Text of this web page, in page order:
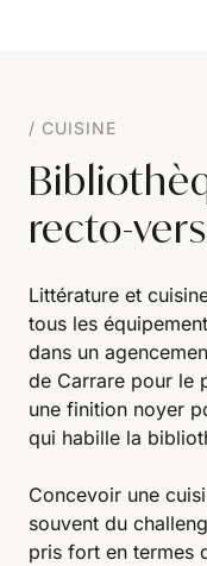
CUISINE
recto-
Littérature et
tous les
dans un
de Carrare pour le
une finition noyer
qui habille la
Concevoir une
souvent du
pris fort en termes